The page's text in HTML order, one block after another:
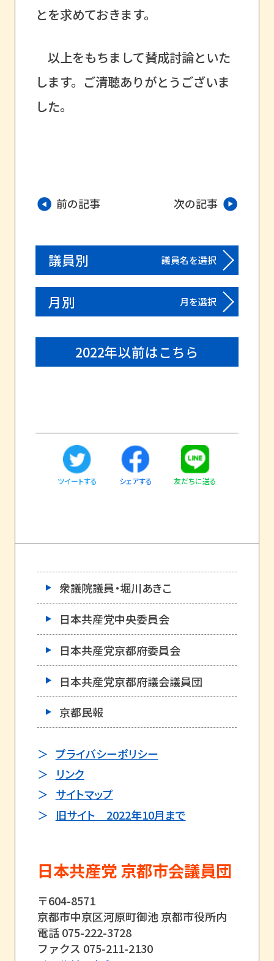
とを求めておきます。
以上をもちまして賛成討論といた
します。ご清聴ありがとうございま
した。
前の記事 次の記事
議員別 議員名を選択
月別 月を選択
2022年以前はこちら
ツイートする シェアする 友だちに送る
日本共産党 京都市会議員団
〒604-8571
京都市中京区河原町御池 京都市役所内
電話 075-222-3728
ファクス 075-211-2130
衆議院議員・堀川あきこ
日本共産党中央委員会
日本共産党京都府委員会
日本共産党京都府議会議員団
京都民報
プライバシーポリシー
リンク
サイトマップ
旧サイト 2022年10月まで